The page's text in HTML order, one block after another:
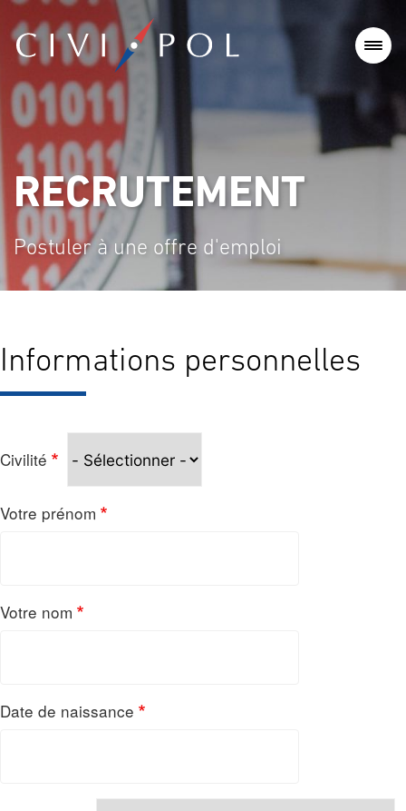
RECRUTEMENT
Postuler à une offre d'emploi
Informations personnelles
Civilité
Votre prénom
Votre nom
Date de naissance